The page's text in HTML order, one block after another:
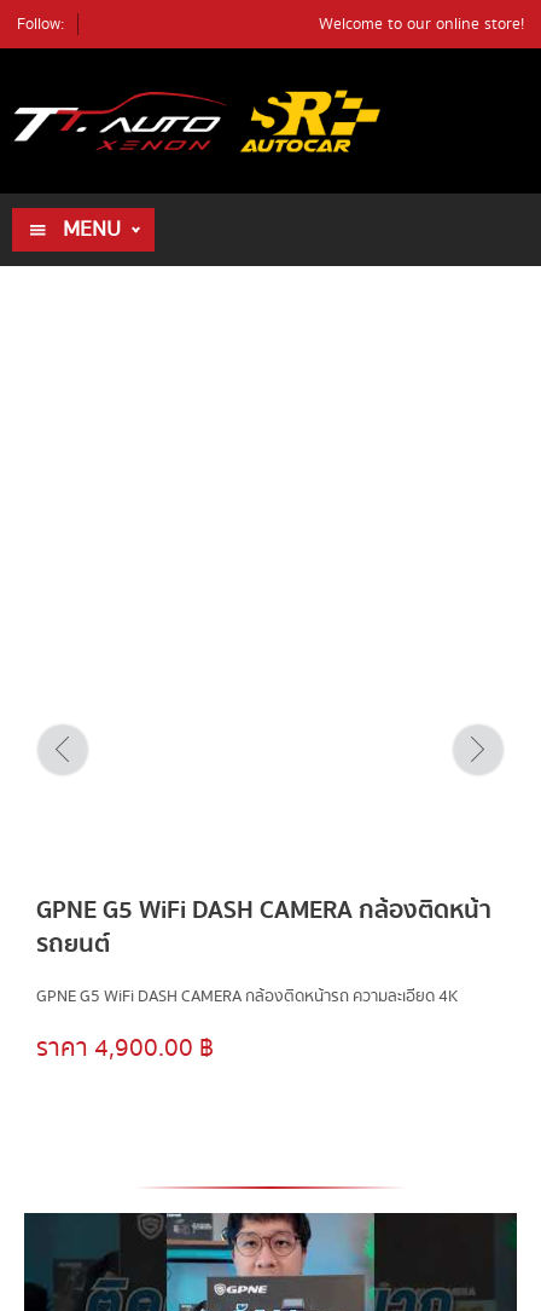
Follow: Welcome to our online store!
MENU
ค้นหา ตัวอย่างรถ
ค้นหา
HOME
GPNE G5 WiFi DASH CAMERA กล้องติดหน้า
รถยนต์
GPNE G5 WiFi DASH CAMERA กล้องติดหน้ารถ ความละเอียด 4K
ราคา 4,900.00 ฿